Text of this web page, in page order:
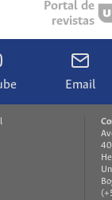
Portal de
revistas
Email